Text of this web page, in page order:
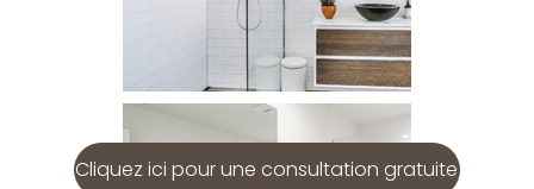
Cliquez ici pour une consultation gratuite